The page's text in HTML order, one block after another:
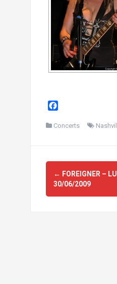
c
k
Concerts
Navigation
d'article
← FOREIGNER –
30/06/2009